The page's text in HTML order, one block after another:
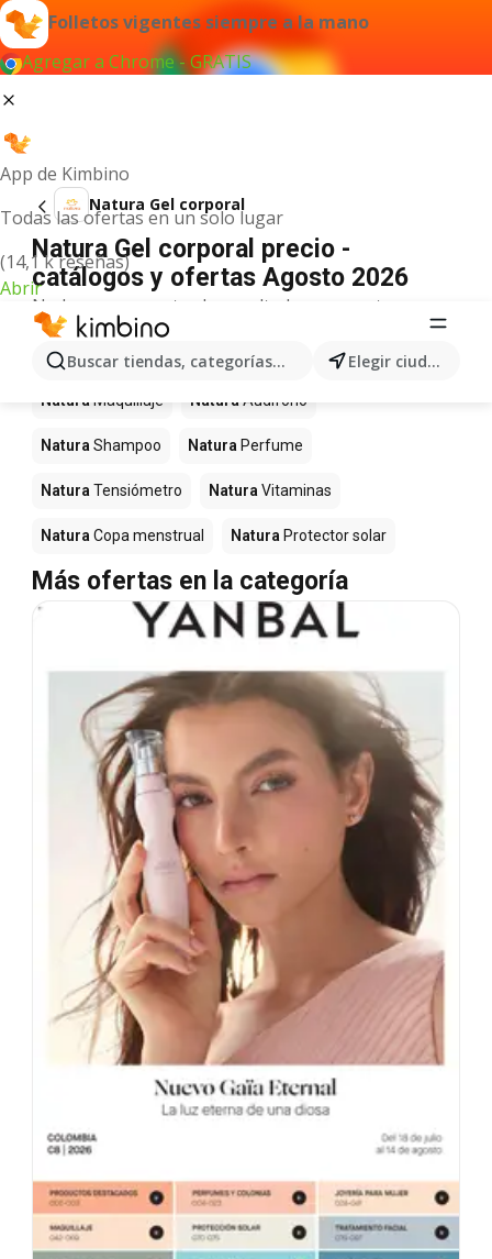
Folletos vigentes siempre a la mano
Agregar a Chrome - GRATIS
App de Kimbino
Todas las ofertas en un solo lugar
(14,1 k reseñas)
Abrir
Buscar tiendas, categorías, productos... Elegir ciudad
Natura Gel corporal
Natura Gel corporal precio -
catálogos y ofertas Agosto 2026
No hemos encontrado resultados para este
término.
Más productos en tiendas Natura
NaturaMaquillaje NaturaAudifono
Natura Shampoo Natura Perfume
Natura Tensiómetro Natura Vitaminas
Natura Copa menstrual Natura Protector solar
Más ofertas en la categoría